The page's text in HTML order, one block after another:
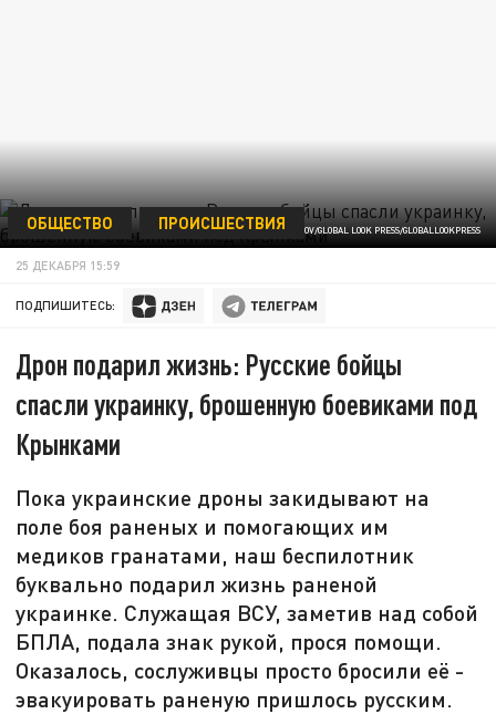
MAKSIM KONSTANTINOV/GLOBAL LOOK PRESS/GLOBALLOOKPRESS
ОБЩЕСТВО ПРОИСШЕСТВИЯ
25 ДЕКАБРЯ 15:59
ПОДПИШИТЕСЬ:
Дрон подарил жизнь: Русские бойцы
спасли украинку, брошенную боевиками под
Крынками
Пока украинские дроны закидывают на
поле боя раненых и помогающих им
медиков гранатами, наш беспилотник
буквально подарил жизнь раненой
украинке. Служащая ВСУ, заметив над собой
БПЛА, подала знак рукой, прося помощи.
Оказалось, сослуживцы просто бросили её -
эвакуировать раненую пришлось русским.